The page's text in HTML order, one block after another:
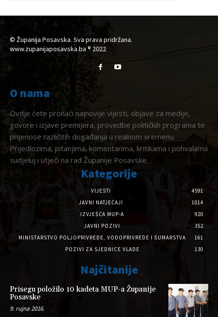
© Županija Posavska. Sva prava pridržana.
www.zupanijaposavska.ba ® 2022
O nama
Ovdje ćete pronaći najnovije vijesti, objave za medije,
govore i izjave premijera, provedbe političkih programa te
prijenose različitih događanja u realnom vremenu.
Prijedlozima, pitanjima, komentarima, kritikama i pohvalama
sudjeluj i utječi na rad Županije Posavske.
Kategorije
VIJESTI
4591
JAVNI NATJEČAJI
1014
IZVJEŠĆA MUP-A
920
JAVNI POZIVI
352
MINISTARSTVO POLJOPRIVREDE, VODOPRIVREDE I ŠUMARSTVA
161
POZIVI ZA SJEDNICE VLADE
130
Najčitanije
Prisegu položilo 10 kadeta MUP-a Županije
Posavske
9. rujna 2016.